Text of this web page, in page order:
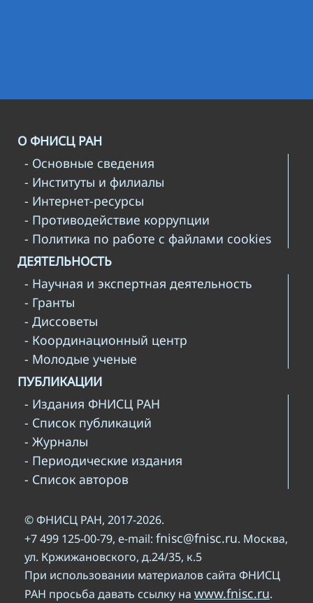
О ФНИСЦ РАН
- Основные сведения
- Институты и филиалы
- Интернет-ресурсы
- Противодействие коррупции
- Политика по работе с файлами cookies
ДЕЯТЕЛЬНОСТЬ
- Научная и экспертная деятельность
- Гранты
- Диссоветы
- Координационный центр
- Молодые ученые
ПУБЛИКАЦИИ
- Издания ФНИСЦ РАН
- Список публикаций
- Журналы
- Периодические издания
- Список авторов
© ФНИСЦ РАН, 2017-2026.
+7 499 125-00-79, e-mail: fnisc@fnisc.ru. Москва,
ул. Кржижановского, д.24/35, к.5
При использовании материалов сайта ФНИСЦ
РАН просьба давать ссылку на www.fnisc.ru.